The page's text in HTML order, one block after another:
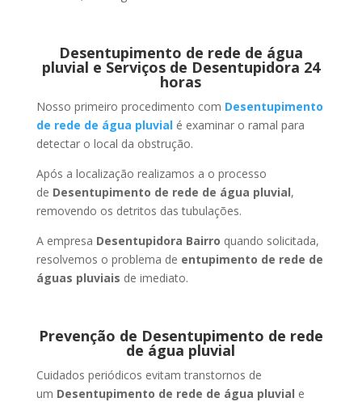
Desentupimento de rede de água
pluvial e Serviços de Desentupidora 24
horas
Nosso primeiro procedimento com Desentupimento
de rede de água pluvialé examinar o ramal para
detectar o local da obstrução.
Após a localização realizamos a o processo
de Desentupimento de rede de água pluvial,
removendo os detritos das tubulações.
A empresa Desentupidora Bairro quando solicitada,
resolvemos o problema de entupimento de rede de
águas pluviais de imediato.
Prevenção de Desentupimento de rede
de água pluvial
Cuidados periódicos evitam transtornos de
um Desentupimento de rede de água pluvial e